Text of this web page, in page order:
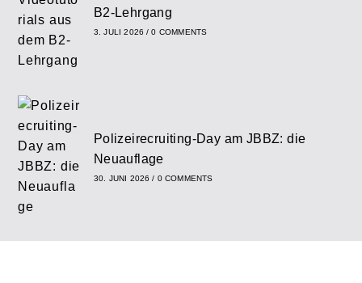
B2-Lehrgang
3. JULI 2026 / 0 COMMENTS
Polizeirecruiting-Day am JBBZ: die
Neuauflage
30. JUNI 2026 / 0 COMMENTS